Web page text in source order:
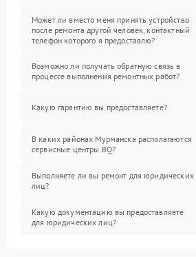
Может ли вместо меня принять устройство
после ремонта другой человек, контактный
телефон которого я предоставлю?
Возможно ли получать обратную связь в
процессе выполнения ремонтных работ?
Какую гарантию вы предоставляете?
В каких районах Мурманска располагаются
сервисные центры BQ?
Выполняете ли вы ремонт для юридических
лиц?
Какую документацию вы предоставляете
для юридических лиц?